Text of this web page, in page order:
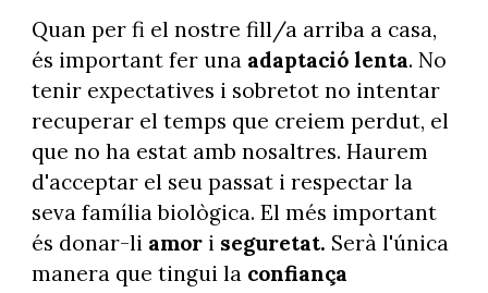
Quan per fi el nostre fill/a arriba a casa,
és important fer una adaptació lenta. No
tenir expectatives i sobretot no intentar
recuperar el temps que creiem perdut, el
que no ha estat amb nosaltres. Haurem
d'acceptar el seu passat i respectar la
seva família biològica. El més important
és donar-li amor i seguretat. Serà l'única
manera que tingui la confiança